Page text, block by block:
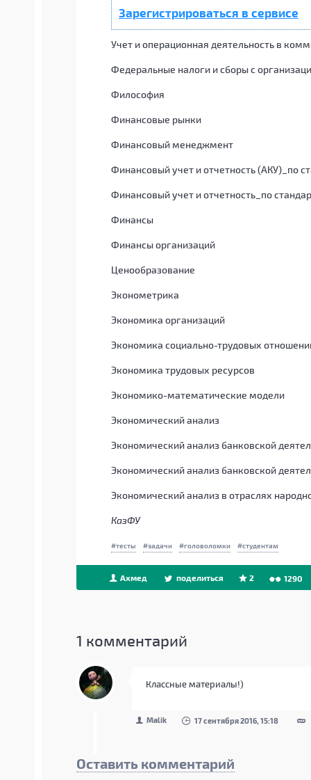
Зарегистрироваться в сервисе
Учет и операционная деятельность в
Федеральные налоги и сборы с
Философия
Финансовые рынки
Финансовый менеджмент
Финансовый учет и отчетность (АКУ)_по
Финансовый учет и отчетность_по
Финансы
Финансы организаций
Ценообразование
Эконометрика
Экономика организаций
Экономика социально-трудовых
Экономика трудовых ресурсов
Экономико-математические модели
Экономический анализ
Экономический анализ банковской
Экономический анализ банковской
Экономический анализ в отраслях
КазФУ
тесты задачи головоломки студентам
Ахмед поделиться 2 1290
1 комментарий
Классные материалы!)
Malik 17 сентября 2016, 15:18
Оставить комментарий